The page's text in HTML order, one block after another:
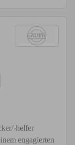
helfer
engagierten